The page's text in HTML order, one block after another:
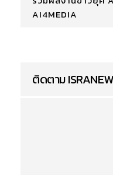
AI4MEDIA
ติดตาม